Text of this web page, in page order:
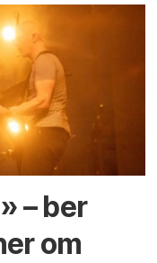
– ber
om